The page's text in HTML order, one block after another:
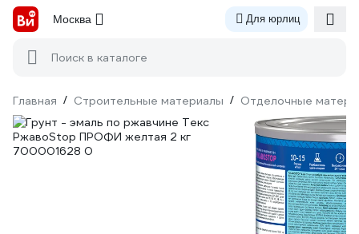
Москва Для юрлиц
Поиск в каталоге
Главная / Строительные материалы / Отделочные